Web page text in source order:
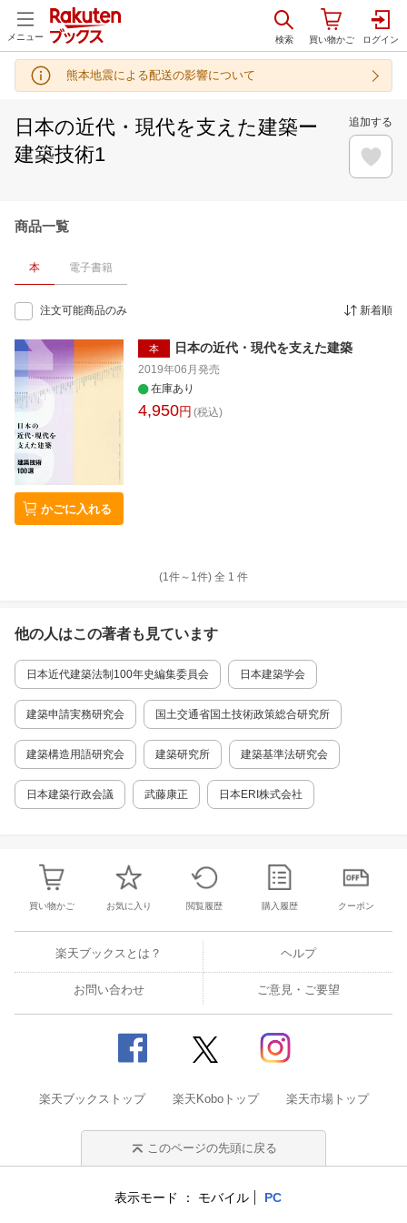
メニュー
熊本地震による配送の影響について
日本の近代・現代を支えた建築ー
建築技術1
追加する
商品一覧
本 電子書籍
注文可能商品のみ 新着順
かごに入れる
本 日本の近代・現代を支えた建築
2019年06月 発売
在庫あり
4,950円 (税込)
(1件～ 1件) 全 1 件
他の人はこの著者も見ています
日本近代建築法制100年史編集委員会 日本建築学会
建築申請実務研究会 国土交通省国土技術政策総合研究所
建築構造用語研究会 建築研究所 建築基準法研究会
日本建築行政会議 武藤康正 日本ERI株式会社
買い物かご お気に入り 閲覧履歴 購入履歴 クーポン
楽天ブックスとは？ ヘルプ
お問い合わせ ご意見・ご要望
楽天ブックストップ 楽天Koboトップ 楽天市場トップ
このページの先頭に戻る
表示モード モバイル PC